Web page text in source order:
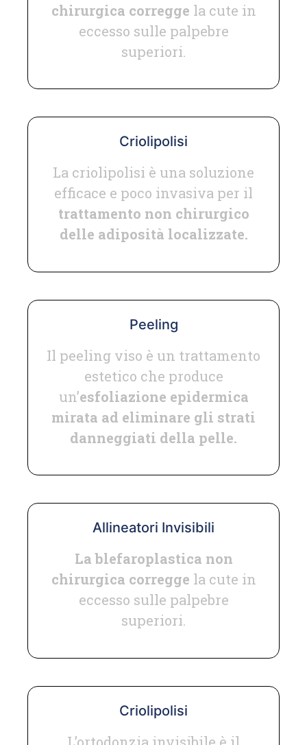
chirurgica corregge la cute in
eccesso sulle palpebre
superiori.
Criolipolisi
La criolipolisi è una soluzione
efficace e poco invasiva per il
trattamento non chirurgico
delle adiposità localizzate.
Peeling
Il peeling viso è un trattamento
estetico che produce
un’esfoliazione epidermica
mirata ad eliminare gli strati
danneggiati della pelle.
Allineatori Invisibili
La blefaroplastica non
chirurgica corregge la cute in
eccesso sulle palpebre
superiori.
Criolipolisi
L’ortodonzia invisibile è il